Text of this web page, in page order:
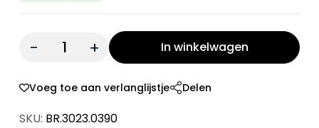
Quantity: In winkelwagen
Voeg toe aan verlanglijstje Delen
SKU: BR.3023.0390